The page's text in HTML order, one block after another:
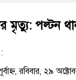
মৃত্যু: পল্টন
রবিবার, ২৯